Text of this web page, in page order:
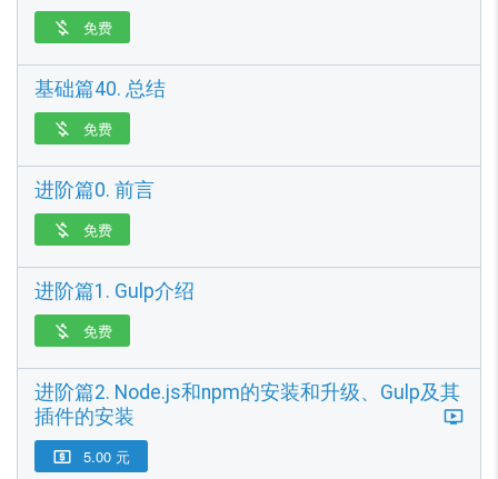
 免费
基础篇40. 总结
 免费
进阶篇0. 前言
 免费
进阶篇1. Gulp介绍
 免费
进阶篇2. Node.js和npm的安装和升级、Gulp及其
插件的安装
 5.00 元